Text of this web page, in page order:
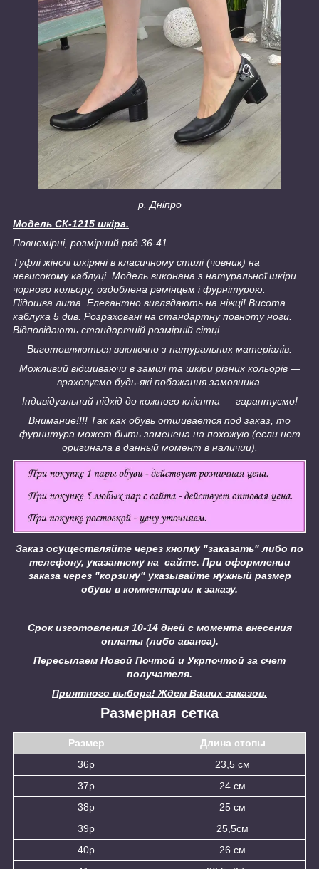
р. Дніпро
Модель СК-1215 шкіра.
Повномірні, розмірний ряд 36-41.
Туфлі жіночі шкіряні в класичному стилі (човник) на
невисокому каблуці. Модель виконана з натуральної шкіри
чорного кольору, оздоблена ремінцем і фурнітурою.
Підошва лита. Елегантно виглядають на ніжці! Висота
каблука 5 див. Розраховані на стандартну повноту ноги.
Відповідають стандартній розмірній сітці.
Виготовляються виключно з натуральних матеріалів.
Можливий відшиваючи в замші та шкіри різних кольорів ―
враховуємо будь-які побажання замовника.
Індивідуальний підхід до кожного клієнта ― гарантуємо!
Внимание!!!! Так как обувь отшивается под заказ, то
фурнитура может быть заменена на похожую (если нет
оригинала в данный момент в наличии).
Заказ осуществляйте через кнопку "заказать" либо по
телефону, указанному на сайте. При оформлении
заказа через "корзину" указывайте нужный размер
обуви в комментарии к заказу.
Срок изготовления 10-14 дней с момента внесения
оплаты (либо аванса).
Пересылаем Новой Почтой и Укрпочтой за счет
получателя.
Приятного выбора! Ждем Ваших заказов.
Размерная сетка
Размер
Длина стопы
36р
23,5 см
37р
24 см
38р
25 см
39р
25,5см
40р
26 см